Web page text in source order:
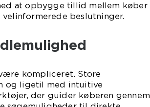
at opbygge tillid mellem køber
beslutninger.
kompliceret. Store
og ligetil med intuitive
der guider køberen gennem